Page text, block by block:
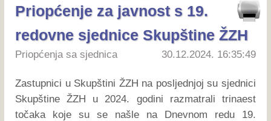
Priopćenje za javnost s 19.
redovne sjednice Skupštine ŽZH
Priopćenja sa sjednica 30.12.2024. 16:35:49
Zastupnici u Skupštini ŽZH na posljednjoj su sjednici
Skupštine ŽZH u 2024. godini razmatrali trinaest
točaka koje su se našle na Dnevnom redu 19.